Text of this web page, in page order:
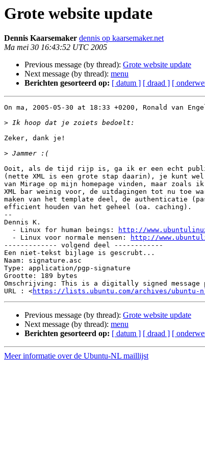
Grote website update
Dennis Kaarsemaker dennis op kaarsemaker.net
Ma mei 30 16:43:52 UTC 2005
Previous message (by thread): Grote website update
Next message (by thread): menu
Berichten gesorteerd op: [ datum ] [ draad ] [
On ma, 2005-05-30 at 18:33 +0200, Ronald van
>
Zeker, dank je!
>
Ooit, als de tijd rijp is, ga ik er een echt
(nette XML is een grote stap daarin), je kunt
van Mirage op mijn homepage vinden, maar
XML bar weinig voor, de uitdagingen tot nu toe
maken van het template deel, de authenticatie
efficient houden van het geheel (oa. caching).
--
Dennis K.
  - Linux for human beings:
http://
  - Linux voor normale mensen:
http://
------------- volgend deel ------------
Een niet-tekst bijlage is gescrubt...
Naam: signature.asc
Type: application/pgp-signature
Grootte: 189 bytes
Omschrijving: This is a digitally signed message
URL : <https://lists.ubuntu.com/archives/ubuntu-
Previous message (by thread): Grote website update
Next message (by thread): menu
Berichten gesorteerd op: [ datum ] [ draad ] [
Meer informatie over de Ubuntu-NL maillijst